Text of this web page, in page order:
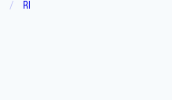
Rl